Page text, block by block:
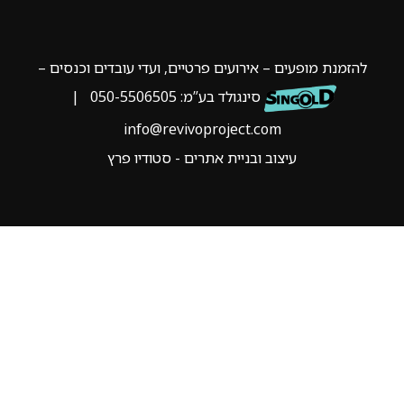
להזמנת מופעים – אירועים פרטיים, ועדי עובדים וכנסים –
סינגולד בע”מ:
|
info@revivoproject.com
עיצוב ובניית אתרים - סטודיו פרץ